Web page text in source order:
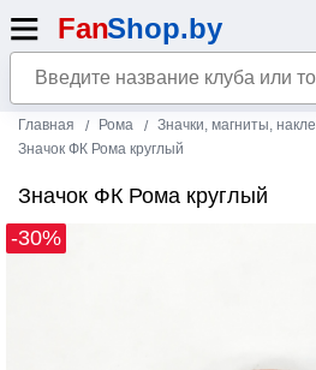
Главная Рома
Значки, магниты,
Значок ФК Рома круглый
Значок ФК Рома круглый
-30%